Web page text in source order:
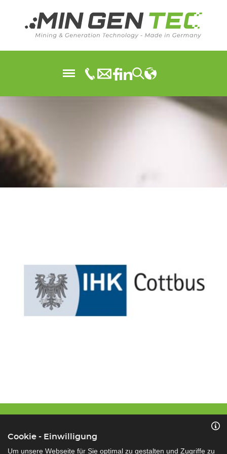
Cookie - Einwilligung
Um unsere Webseite für Sie optimal zu gestalten und Zugriffe zu